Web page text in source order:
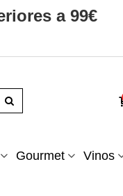
a 99€
Gourmet Vinos